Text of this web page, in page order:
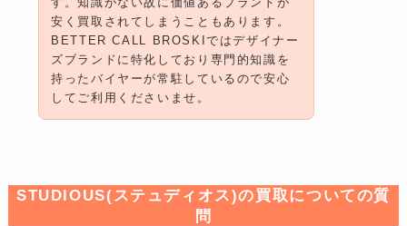
安く買取されてしまうこともあります。
BETTER CALL BROSKIではデザイナー
ズブランドに特化しており専門的知識を
持ったバイヤーが常駐しているので安心
してご利用くださいませ。
STUDIOUS(ステュディオス)の買取についての質
問